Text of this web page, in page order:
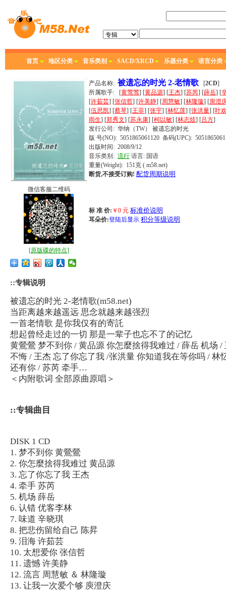
首页 地区分类 音乐类别 SACD/XRCD 乐器分类 语言分类
产品名称: 被遗忘的时光 2-老情歌 [2CD]
所属歌手: [黄莺莺] [黄品源] [王杰] [苏芮] [薛岳] [
[许茹芸] [张信哲] [许美静] [周慧敏] [林隆璇] [庾澄
[伍思凯] [蔡琴] [王菲] [张宇] [林忆莲] [张洪量] [叶
雨生] [郑秀文] [苏永康] [柯以敏] [林志炫] [吕方]
发行公司: 华纳（TW）
被遗忘的时光
版 号(NO): 5051865061120 条码(UPC):
出版时间: 2008/9/12
音乐类别: 流行 语言: 国语
重量(Weight): 151克 ( m58.net)
断货,不接受订购! 配货周期说明
标 准 价: ￥ 0 元 标准价说明
耳朵价:登陆后显示 积分等级说明
微信客服二维码
[原版碟的特点]
::专辑说明
被遗忘的时光 2-老情歌(m58.net)
当距离越来越遥远 思念就越来越强烈
一首老情歌 是你我仅有的寄託
想起曾经走过的一切 那是一辈子也忘不了的记忆
黄鶯鶯 梦不到你 / 黄品源 你怎麼捨得我难过 / 薛岳 机场 /
不悔 / 王杰 忘了你忘了我 /张洪量 你知道我在等你吗 / 林
还有你 / 苏芮 牵手…
＜内附歌词 全部原曲原唱＞
::专辑曲目
DISK 1 CD
1. 梦不到你 黄鶯鶯
2. 你怎麼捨得我难过 黄品源
3. 忘了你忘了我 王杰
4. 牵手 苏芮
5. 机场 薛岳
6. 认错 优客李林
7. 味道 辛晓琪
8. 把悲伤留给自己 陈昇
9. 泪海 许茹芸
10. 太想爱你 张信哲
11. 遗憾 许美静
12. 流言 周慧敏 ＆ 林隆璇
13. 让我一次爱个够 庾澄庆